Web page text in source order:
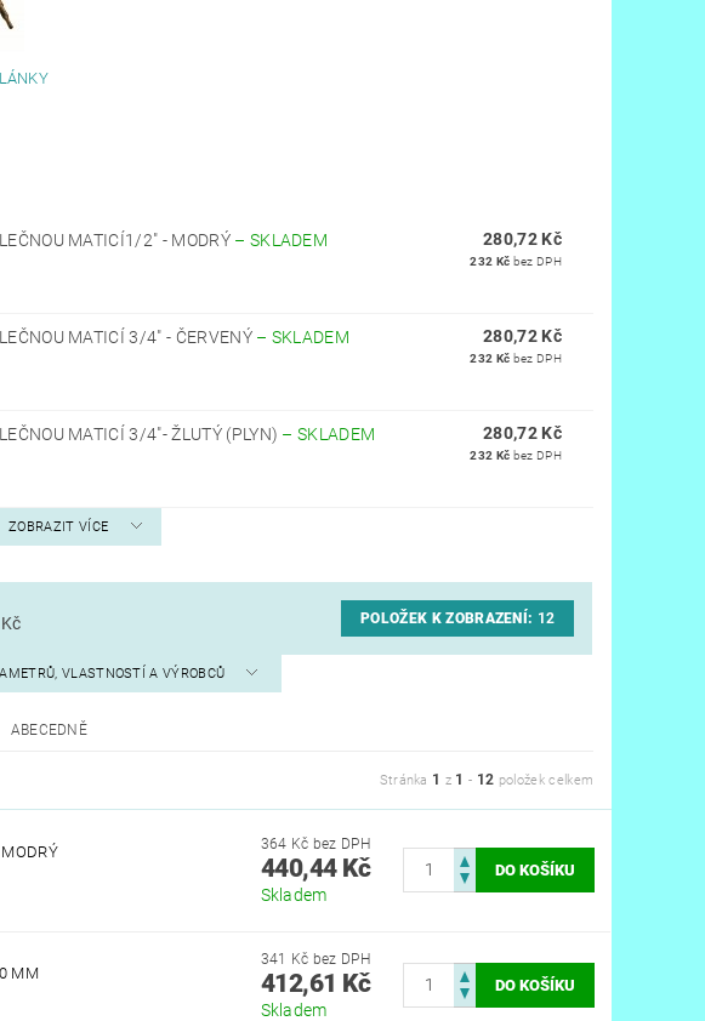
MATICÍ1/2" - MODRÝ – SKLADEM 280,72 Kč
232 Kč bez DPH
MATICÍ 3/4" - ČERVENÝ – SKLADEM 280,72 Kč
232 Kč bez DPH
MATICÍ 3/4"- ŽLUTÝ (PLYN) –SKLADEM 280,72 Kč
232 Kč bez DPH
ZOBRAZIT VÍCE
Kč POLOŽEK K ZOBRAZENÍ: 12
VLASTNOSTÍ A VÝROBCŮ
ABECEDNĚ
Stránka 1 z 1 - 12 položek celkem
364 Kč bez DPH
440,44 Kč
Skladem
MM
341 Kč bez DPH
412,61 Kč
Skladem